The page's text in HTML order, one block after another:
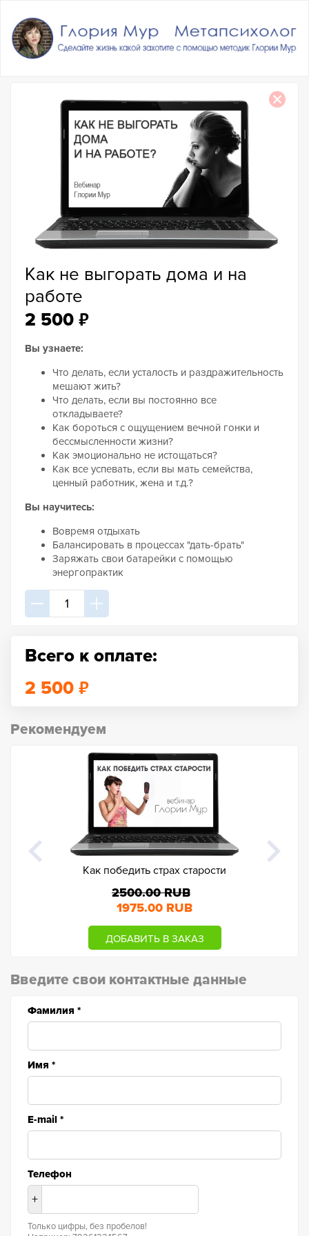
Как не выгорать дома и на
работе
2 500 ₽
Вы узнаете:
Что делать, если усталость и раздражительность
мешают жить?
Что делать, если вы постоянно все
откладываете?
Как бороться с ощущением вечной гонки и
бессмысленности жизни?
Как эмоционально не истощаться?
Как все успевать, если вы мать семейства,
ценный работник, жена и т.д.?
Вы научитесь:
Вовремя отдыхать
Балансировать в процессах "дать-брать"
Заряжать свои батарейки с помощью
энергопрактик
Всего к оплате:
2 500 ₽
Рекомендуем
Как победить страх старости
2500.00 RUB
1975.00 RUB
ДОБАВИТЬ В ЗАКАЗ
Введите свои контактные данные
Фамилия *
Имя *
E-mail *
Телефон
+
Только цифры, без пробелов!